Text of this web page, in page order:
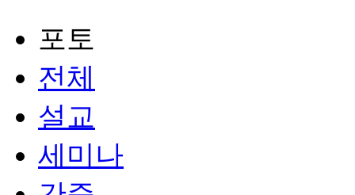
포토
전체
설교
세미나